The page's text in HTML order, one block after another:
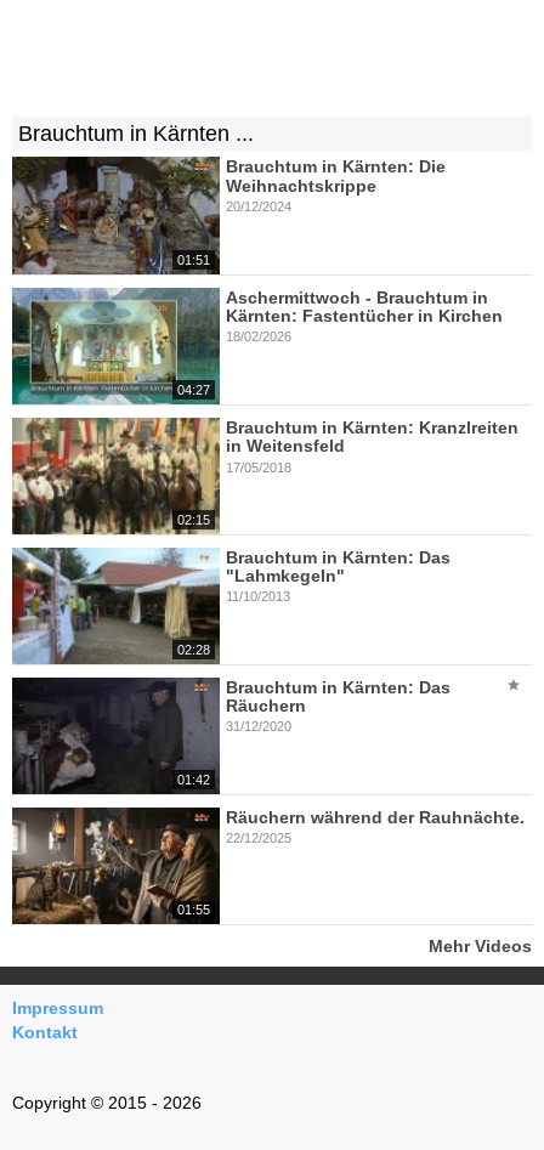
Brauchtum in Kärnten ...
01:51
Brauchtum in Kärnten: Die
Weihnachtskrippe
20/12/2024
04:27
Aschermittwoch - Brauchtum in
Kärnten: Fastentücher in Kirchen
18/02/2026
02:15
Brauchtum in Kärnten: Kranzlreiten
in Weitensfeld
17/05/2018
02:28
Brauchtum in Kärnten: Das
"Lahmkegeln"
11/10/2013
01:42
Brauchtum in Kärnten: Das
Räuchern
31/12/2020
01:55
Räuchern während der Rauhnächte.
22/12/2025
Mehr Videos
Impressum
Kontakt
Copyright © 2015 - 2026